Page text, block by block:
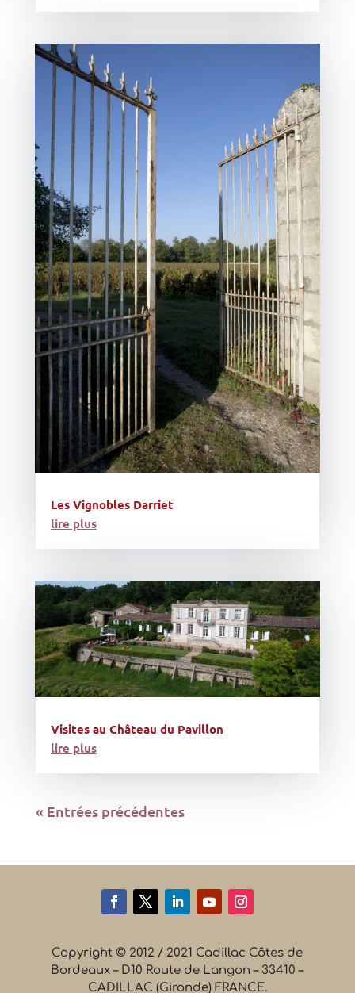
Les Vignobles Darriet
lire plus
Visites au Château du Pavillon
lire plus
« Entrées précédentes
Copyright © 2012 / 2021 Cadillac Côtes de
Bordeaux – D10 Route de Langon – 33410 –
CADILLAC (Gironde) FRANCE.